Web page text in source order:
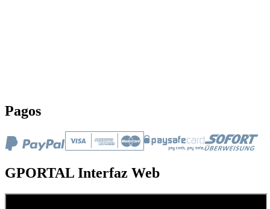
Pagos
GPORTAL Interfaz Web